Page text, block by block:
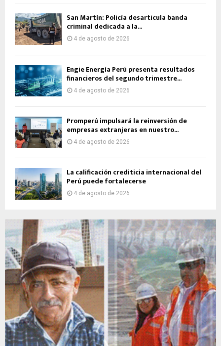
San Martín: Policía desarticula banda
criminal dedicada a la...
4 de agosto de 2026
Engie Energía Perú presenta resultados
financieros del segundo trimestre...
4 de agosto de 2026
Promperú impulsará la reinversión de
empresas extranjeras en nuestro...
4 de agosto de 2026
La calificación crediticia internacional del
Perú puede fortalecerse
4 de agosto de 2026